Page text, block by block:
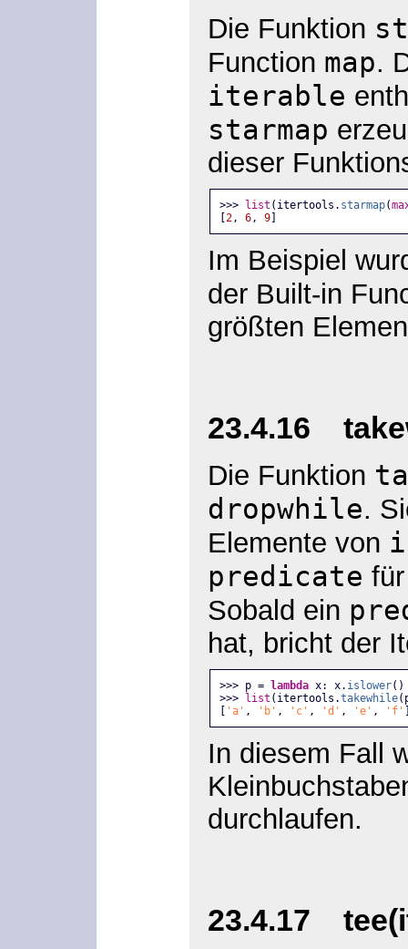
Die Funktion
Function map.
iterable
starmap
dieser
>>> list (itertools. starmap(
2, 6, 9
Im Beispiel
der Built-in
größten
23.4.16
Die Funktion
dropwhile.
Elemente von
predicate
Sobald ein
hat, bricht der
>>> p = lambda x: x. islower()
>>>
list (itertools.takewhile
'a' , 'b' , 'c' , 'd' , 'e' , 'f'
In diesem Fall
durchlaufen.
23.4.17